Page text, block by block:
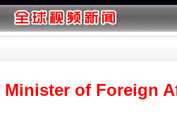
Minister of Foreign